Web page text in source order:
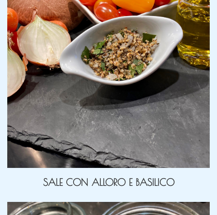
SALE CON ALLORO E BASILICO